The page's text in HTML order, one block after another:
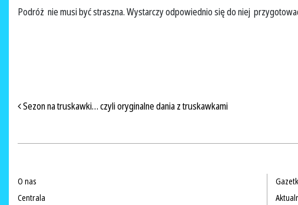
Podróż nie musi być straszna. Wystarczy odpowiednio się do niej
NAWIGACJA PO ARTYKUŁACH
Sezon na truskawki… czyli oryginalne dania z truskawkami
O nas
Centrala